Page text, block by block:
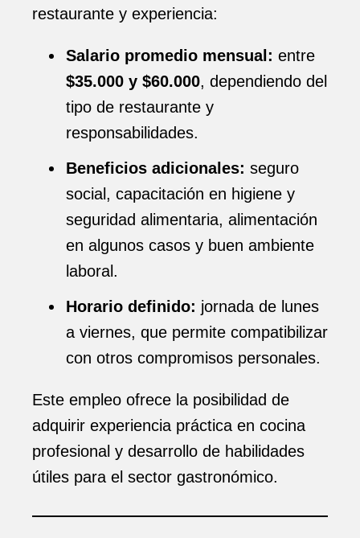
restaurante y experiencia:
Salario promedio mensual: entre
$35.000 y $60.000, dependiendo del
tipo de restaurante y
responsabilidades.
Beneficios adicionales: seguro
social, capacitación en higiene y
seguridad alimentaria, alimentación
en algunos casos y buen ambiente
laboral.
Horario definido: jornada de lunes
a viernes, que permite compatibilizar
con otros compromisos personales.
Este empleo ofrece la posibilidad de
adquirir experiencia práctica en cocina
profesional y desarrollo de habilidades
útiles para el sector gastronómico.